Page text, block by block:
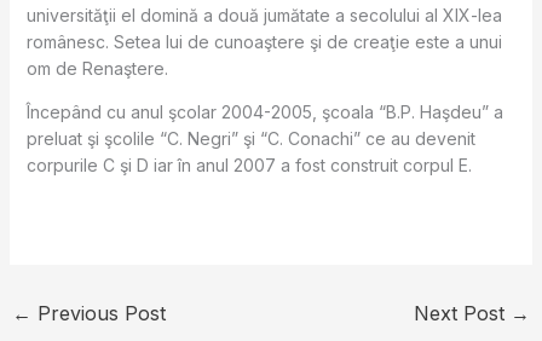
universităţii el domină a două jumătate a secolului al XIX-lea
românesc. Setea lui de cunoaştere şi de creaţie este a unui
om de Renaştere.
Începând cu anul şcolar 2004-2005, şcoala “B.P. Haşdeu” a
preluat şi şcolile “C. Negri” şi “C. Conachi” ce au devenit
corpurile C şi D iar în anul 2007 a fost construit corpul E.
← Previous Post Next Post →